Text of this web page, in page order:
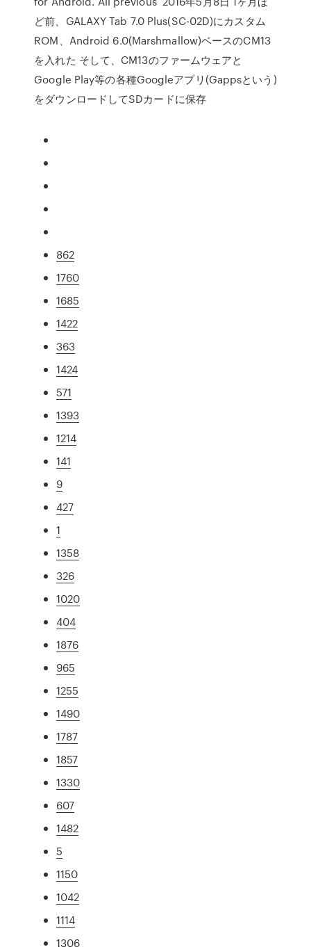
ど前、GALAXY Tab 7.0 Plus(SC-02D)にカスタム
ROM、Android 6.0(Marshmallow)ベースのCM13
を入れた そして、CM13のファームウェアと
Google Play等の各種Googleアプリ(Gappsという)
をダウンロードしてSDカードに保存
862
1760
1685
1422
363
1424
571
1393
1214
141
9
427
1
1358
326
1020
404
1876
965
1255
1490
1787
1857
1330
607
1482
5
1150
1042
1114
1306